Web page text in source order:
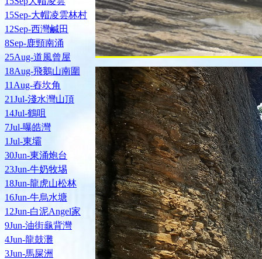
15Sep-大帽凌雲林村
12Sep-西灣鹹田
8Sep-鹿頸南涌
25Aug-道風曾屋
18Aug-飛鵝山南圍
11Aug-舂坎角
21Jul-淺水灣山頂
14Jul-鶴咀
7Jul-曝皓灣
1Jul-東壩
30Jun-東涌炮台
23Jun-牛奶牧埸
18Jun-龍虎山松林
16Jun-牛烏水塘
12Jun-白泥Angel家
9Jun-油街龜背灣
4Jun-龍鼓灘
3Jun-馬屎洲